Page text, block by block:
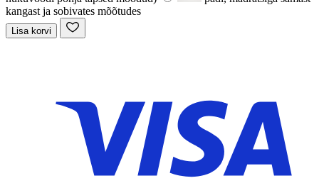
kangast ja sobivates mõõtudes
Lisa korvi